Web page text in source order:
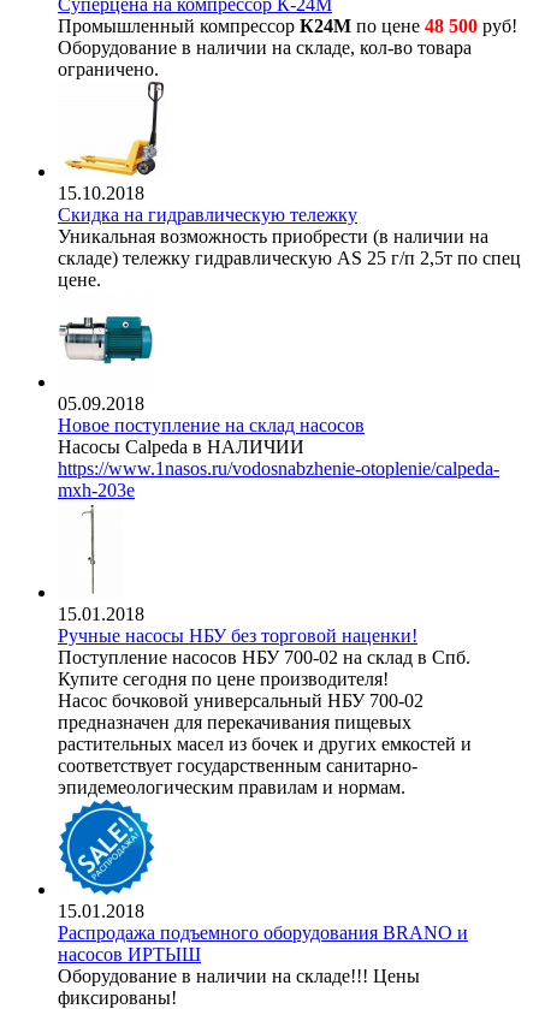
Суперцена на компрессор К-24М
Промышленный компрессор К24М по цене 48 500 руб!
Оборудование в наличии на складе, кол-во товара
ограничено.
15.10.2018
Скидка на гидравлическую тележку
Уникальная возможность приобрести (в наличии на
складе) тележку гидравлическую AS 25 г/п 2,5т по спец
цене.
05.09.2018
Новое поступление на склад насосов
Насосы Calpeda в НАЛИЧИИ
https://www.1nasos.ru/vodosnabzhenie-otoplenie/calpeda-
mxh-203e
15.01.2018
Ручные насосы НБУ без торговой наценки!
Поступление насосов НБУ 700-02 на склад в Спб.
Купите сегодня по цене производителя!
Насос бочковой универсальный НБУ 700-02
предназначен для перекачивания пищевых
растительных масел из бочек и других емкостей и
соответствует государственным санитарно-
эпидемеологическим правилам и нормам.
15.01.2018
Распродажа подъемного оборудования BRANO и
насосов ИРТЫШ
Оборудование в наличии на складе!!! Цены
фиксированы!